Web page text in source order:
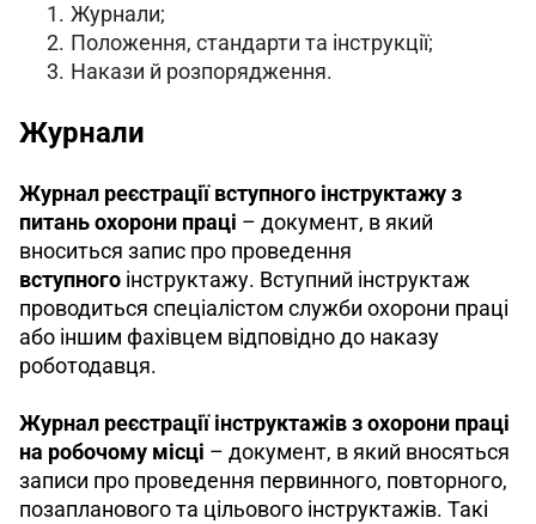
Журнали;
Положення, стандарти та інструкції;
Накази й розпорядження.
Журнали
Журнал реєстрації вступного інструктажу з
питань охорони праці – документ, в який
вноситься запис про проведення
вступного інструктажу. Вступний інструктаж
проводиться спеціалістом служби охорони праці
або іншим фахівцем відповідно до наказу
роботодавця.
Журнал реєстрації інструктажів з охорони праці
на робочому місці – документ, в який вносяться
записи про проведення первинного, повторного,
позапланового та цільового інструктажів. Такі